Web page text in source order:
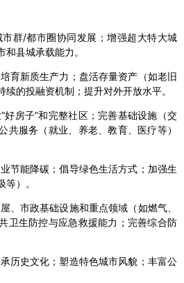
群/都市圈协同发展；增强超大特大城
县城承载能力。
育新质生产力；盘活存量资产（如老旧
的投融资机制；提升对外开放水平。
好房子”和完整社区；完善基础设施（交
共服务（就业、养老、教育、医疗等）
节能降碳；倡导绿色生活方式；加强生
）。
、市政基础设施和重点领域（如燃气、
卫生防控与应急救援能力；完善综合防
历史文化；塑造特色城市风貌；丰富公